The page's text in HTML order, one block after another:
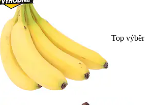
Top výběr